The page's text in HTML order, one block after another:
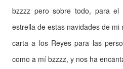
bzzzz pero sobre todo, para
estrella de estas navidades de
carta a los Reyes para las
como a mí bzzzz, y nos ha